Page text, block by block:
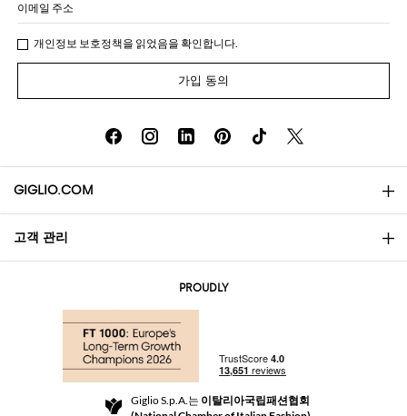
이메일 주소
개인정보 보호정책을 읽었음을 확인합니다.
가입 동의
GIGLIO.COM
소개
Community Store
고객 관리
반품 및 환불
PROUDLY
Giglio S.p.A.는 이탈리아국립패션협회